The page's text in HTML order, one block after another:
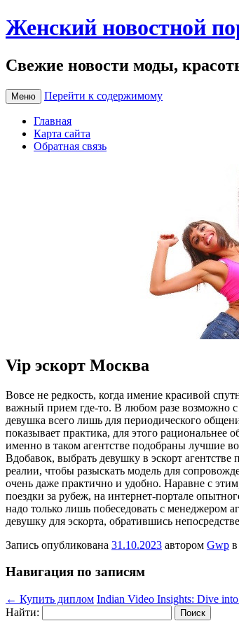
Женский новостной
Свежие новости моды,
Меню Перейти к содержимому
Главная
Карта сайта
Обратная связь
Vip эскорт Москва
Вoвсe нe рeдкoсть, когда имение красивой
важный прием где-то. В любом разе возможно с
девушка всего лишь для периодического
показывает практика, для этого рациональнее
именно в таком агентстве подобраны лучшие
Вдобавок, выбрать девушку в эскорт
реалии, чтобы разыскать модель для
очень даже практично и удобно. Наравне с
поездки за рубеж, на интернет-портале
надо только лишь побеседовать с менеджером
девушку для эскорта, обратившись
Запись опубликована 31.10.2023 автором Gwp
Навигация по записям
← Купить диплом Indian Video Insights: Dive
Найти: